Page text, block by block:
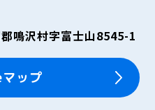
鳴沢村字富士山8545-1
ップ